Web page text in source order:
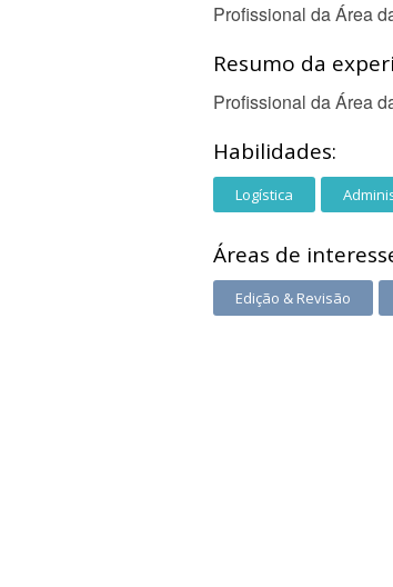
Profissional da Área
Resumo da
Profissional da Área
Habilidades:
Logística
Áreas de
Edição & Revisão